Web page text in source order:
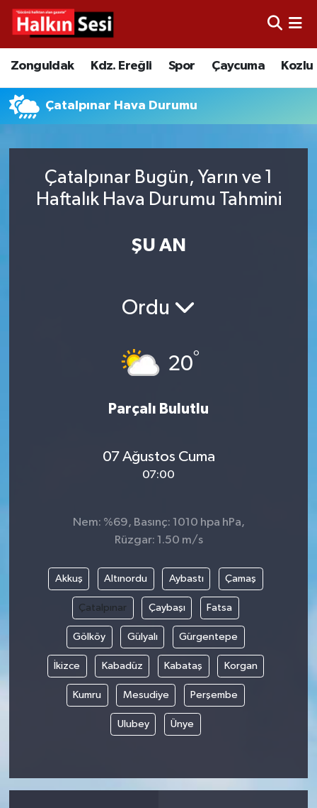
Zonguldak Kdz. Ereğli Spor Çaycuma Kozlu
Çatalpınar Hava Durumu
Çatalpınar Bugün, Yarın ve 1
Haftalık Hava Durumu Tahmini
ŞU AN
Ordu
20°
Parçalı Bulutlu
07 Ağustos Cuma
07:00
Nem: %69, Basınç: 1010 hpa hPa,
Rüzgar: 1.50 m/s
Akkuş Altınordu Aybastı Çamaş
Çatalpınar Çaybaşı Fatsa
Gölköy Gülyalı Gürgentepe
İkizce Kabadüz Kabataş Korgan
Kumru Mesudiye Perşembe
Ulubey Ünye
Video
Yazarlar
Çaycuma
KDZ. Ereğli
Alaplı
BİLİM VE TEKNOLOJİ
Düzce
Ekonomi
Genel
Gökçebey
GÜNDEM
Kilimli
Merkez Hava Durumu
Merkez Trafik Yoğunluk Haritası
Tüm Manşetler